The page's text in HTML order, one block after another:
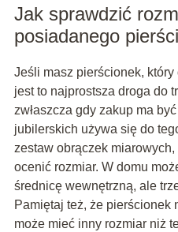
Jak sprawdzić
posiadanego
Jeśli masz pierścionek,
jest to najprostsza droga do
zwłaszcza gdy zakup ma
jubilerskich używa się do
zestaw obrączek
ocenić rozmiar. W domu
średnicę wewnętrzną, ale
Pamiętaj też, że pierścionek
może mieć inny rozmiar niż